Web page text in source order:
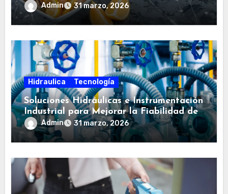
s
Admin 31 marzo, 2026
Hidraulica Tecnología
Soluciones Hidráulicas e Instrumentación
Industrial para Mejorar la Fiabilidad de
tus Sistemas
Admin 31 marzo, 2026